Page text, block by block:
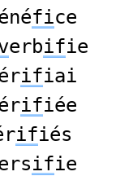
fice
erbifie
ifiai
ifiée
ifiés
ifie